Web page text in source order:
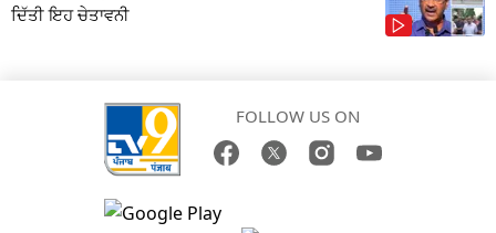
ਦਿੱਤੀ ਇਹ ਚੇਤਾਵਨੀ
FOLLOW US ON